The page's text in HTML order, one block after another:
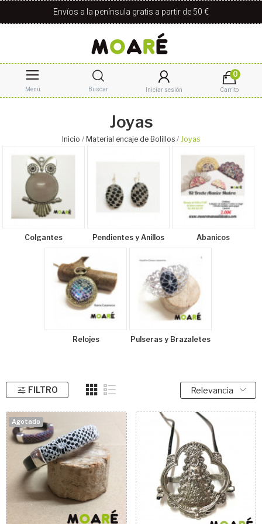
Envíos a la península gratis a partir de 50 €
Menú Buscar Iniciar sesión
0
Carrito
Joyas
Inicio Material encaje de Bolillos Joyas
Colgantes Pendientes y Anillos Abanicos
Relojes Pulseras y Brazaletes
FILTRO Relevancia
Agotado